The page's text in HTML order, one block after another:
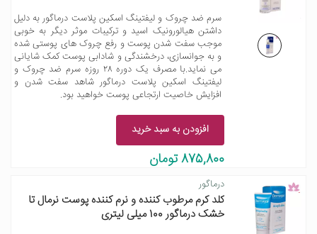
سرم ضد چروک و لیفتینگ اسکین پلاست درماگور به دلیل
داشتن هیالورونیک اسید و ترکیبات موثر دیگر به خوبی
موجب سفت شدن پوست و رفع چروک های پوستی شده
و به جوانسازی، درخشندگی و شادابی پوست کمک شایانی
می نماید.با مصرف یک دوره ۲۸ روزه سرم ضد چروک و
لیفتینگ اسکین پلاست درماگور شاهد سفت شدن و
افزایش خاصیت ارتجاعی پوست خواهید بود.
افزودن به سبد خرید
875,800 تومان
درماگور
کلد کرم مرطوب کننده و نرم کننده پوست نرمال تا
خشک درماگور 100 میلی لیتری